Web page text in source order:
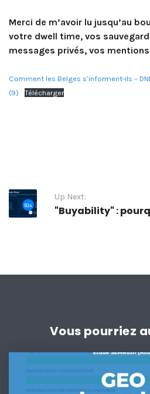
Merci de m’avoir lu jusqu’au
votre dwell time, vos
messages privés, vos mentions
Comment les Belges s’informent-ils –
(9)
Télécharger
Up Next:
"Buyability" :
Vous pourriez
GEO
: